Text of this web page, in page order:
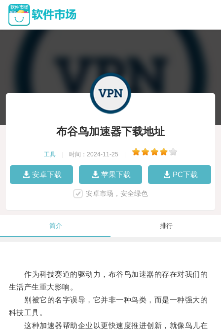
布谷鸟加速器下载地址
工具 时间：2024-11-25
安卓下载 苹果下载 PC下载
安卓市场，安全绿色
简介 排行
作为科技赛道的驱动力，布谷鸟加速器的存在对我们的
生活产生重大影响。
别被它的名字误导，它并非一种鸟类，而是一种强大的
科技工具。
这种加速器帮助企业以更快速度推进创新，就像鸟儿在